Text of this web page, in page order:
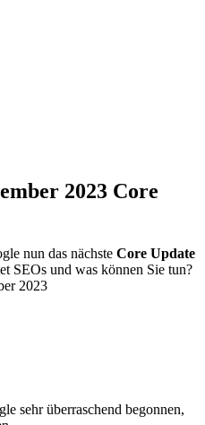
2023 Core
nun das nächste Core Update
SEOs und was können Sie tun?
sehr überraschend begonnen,